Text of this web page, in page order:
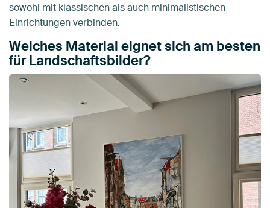
sowohl mit klassischen als auch minimalistischen
Einrichtungen verbinden.
Welches Material eignet sich am besten
für Landschaftsbilder?